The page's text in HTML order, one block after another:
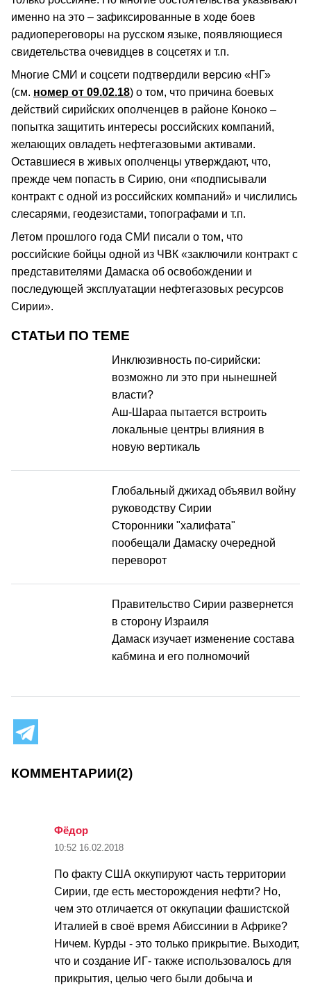
именно на это – зафиксированные в ходе боев
радиопереговоры на русском языке, появляющиеся
свидетельства очевидцев в соцсетях и т.п.
Многие СМИ и соцсети подтвердили версию «НГ»
(см. номер от 09.02.18) о том, что причина боевых
действий сирийских ополченцев в районе Коноко –
попытка защитить интересы российских компаний,
желающих овладеть нефтегазовыми активами.
Оставшиеся в живых ополченцы утверждают, что,
прежде чем попасть в Сирию, они «подписывали
контракт с одной из российских компаний» и числились
слесарями, геодезистами, топографами и т.п.
Летом прошлого года СМИ писали о том, что
российские бойцы одной из ЧВК «заключили контракт с
представителями Дамаска об освобождении и
последующей эксплуатации нефтегазовых ресурсов
Сирии».
СТАТЬИ ПО ТЕМЕ
Инклюзивность по-сирийски:
возможно ли это при нынешней
власти?
Аш-Шараа пытается встроить
локальные центры влияния в
новую вертикаль
Глобальный джихад объявил войну
руководству Сирии
Сторонники "халифата"
пообещали Дамаску очередной
переворот
Правительство Сирии развернется
в сторону Израиля
Дамаск изучает изменение состава
кабмина и его полномочий
КОММЕНТАРИИ(2)
Фёдор
10:52 16.02.2018
По факту США оккупируют часть территории
Сирии, где есть месторождения нефти? Но,
чем это отличается от оккупации фашистской
Италией в своё время Абиссинии в Африке?
Ничем. Курды - это только прикрытие. Выходит,
что и создание ИГ- также использовалось для
прикрытия, целью чего были добыча и